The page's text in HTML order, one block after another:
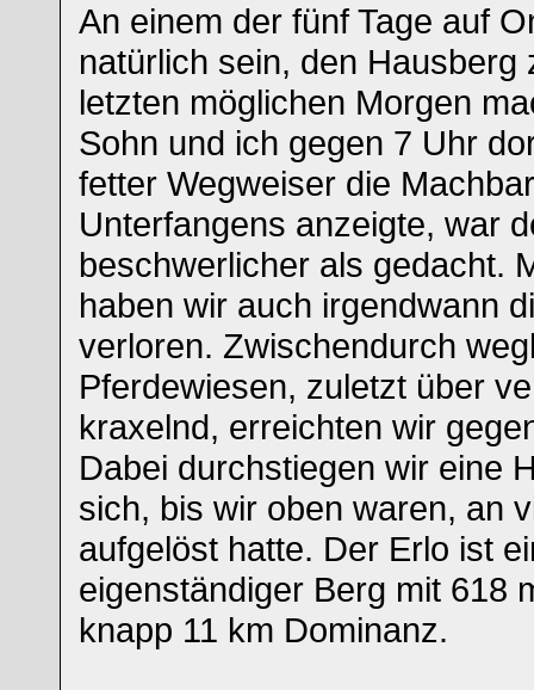
An einem der fünf Tage auf
natürlich sein, den Hausberg
letzten möglichen Morgen
Sohn und ich gegen 7 Uhr
fetter Wegweiser die
Unterfangens anzeigte, war
beschwerlicher als gedacht.
haben wir auch irgendwann
verloren. Zwischendurch
Pferdewiesen, zuletzt über
kraxelnd, erreichten wir
Dabei durchstiegen wir eine
sich, bis wir oben waren, an
aufgelöst hatte. Der Erlo ist
eigenständiger Berg mit 618
knapp 11 km Dominanz.